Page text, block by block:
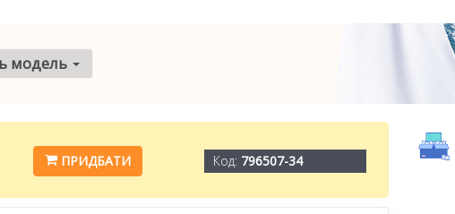
модель
ПРИДБАТИ Код: 796507-34